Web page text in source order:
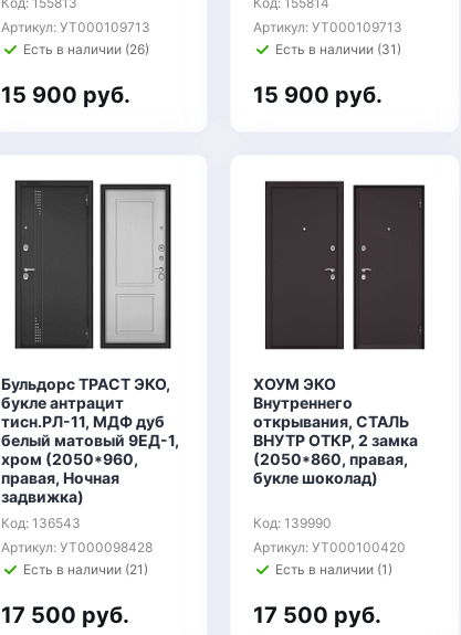
Артикул: УТ000109713
Есть в наличии (26)
15 900 руб.
Артикул: УТ000109713
Есть в наличии (31)
15 900 руб.
Бульдорс ТРАСТ ЭКО,
букле антрацит
тисн.РЛ-11, МДФ дуб
белый матовый 9ЕД-1,
хром (2050*960,
правая, Ночная
задвижка)
Код: 136543
Артикул: УТ000098428
Есть в наличии (21)
17 500 руб.
ХОУМ ЭКО
Внутреннего
открывания, СТАЛЬ
ВНУТР ОТКР, 2 замка
(2050*860, правая,
букле шоколад)
Код: 139990
Артикул: УТ000100420
Есть в наличии (1)
17 500 руб.